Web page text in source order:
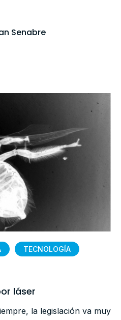
Senabre
TECNOLOGÍA
láser
la legislación va muy